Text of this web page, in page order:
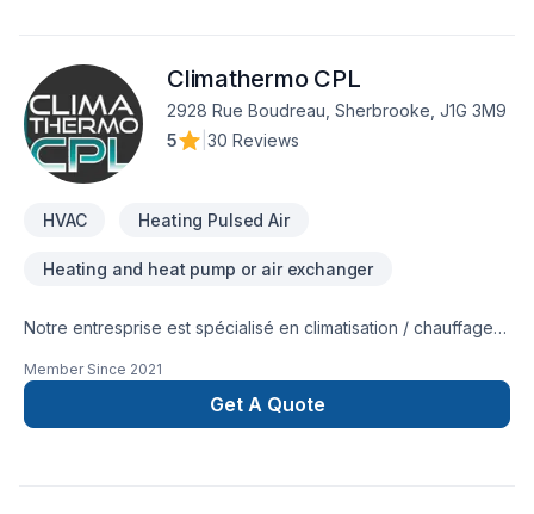
Climathermo CPL
2928 Rue Boudreau, Sherbrooke, J1G 3M9
5
30 Reviews
HVAC Heating Pulsed Air
Heating and heat pump or air exchanger
Notre entresprise est spécialisé en climatisation / chauffage
Système à air pulsé
Member Since 2021
Get A Quote